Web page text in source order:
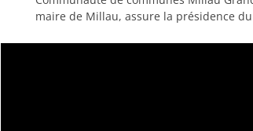
maire de Millau, assure la présidence